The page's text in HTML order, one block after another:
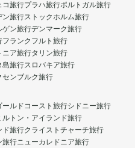
コ旅行プラハ旅行ポルトガル旅行
ン旅行ストックホルム旅行
ゲン旅行デンマーク旅行
フランクフルト旅行
ニア旅行タリン旅行
島旅行スロバキア旅行
センブルク旅行
ールドコースト旅行シドニー旅行
ルトン・アイランド旅行
ド旅行クライストチャーチ旅行
旅行ニューカレドニア旅行